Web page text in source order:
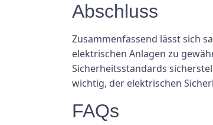
Abschluss
Zusammenfassend lässt sich
elektrischen Anlagen zu
Sicherheitsstandards
wichtig, der elektrischen
FAQs